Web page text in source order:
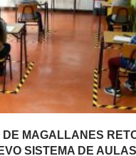
MAGALLANES
SISTEMA DE AULAS